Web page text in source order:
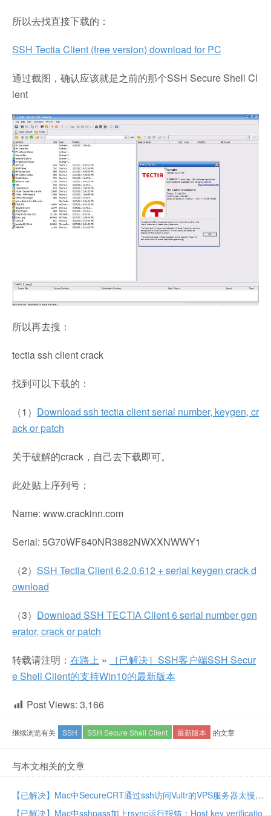
所以去找直接下载的：
SSH Tectia Client (free version) download for PC
通过截图，确认应该就是之前的那个SSH Secure Shell Cl
ient
所以再去搜：
tectia ssh client crack
找到可以下载的：
（1） Download ssh tectia client serial number, keygen, cr
ack or patch
关于破解的crack，自己去下载即可。
此处贴上序列号：
Name: www.crackinn.com
Serial: 5G70WF840NR3882NWXXNWWY1
（2） SSH Tectia Client 6.2.0.612 + serial keygen crack d
ownload
（3） Download SSH TECTIA Client 6 serial number gen
erator, crack or patch
转载请注明： 在路上 »
［已解决］SSH客户端SSH Secur
e Shell Client的支持Win10的最新版本
Post Views: 3,166
继续浏览有关 SSH SSH Secure Shell Client 最新版本 的文章
与本文相关的文章
【已解决】Mac中SecureCRT通过ssh访问Vultr的VPS服务器太慢
【已解决】Mac中sshpass加上rsync运行报错：Host key verification failed rsync error unexplained error code 255 rsync.c sender